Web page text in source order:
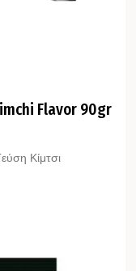
Flavor 90gr
Κίμτσι